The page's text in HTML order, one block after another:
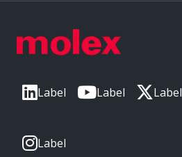
Label Label Label
Label